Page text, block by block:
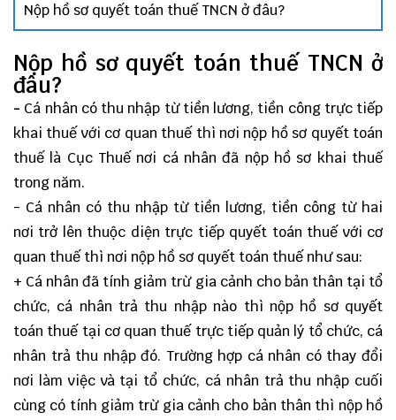
Nộp hồ sơ quyết toán thuế TNCN ở đâu?
Nộp hồ sơ quyết toán thuế TNCN ở
đâu?
- Cá nhân có thu nhập từ tiền lương, tiền công trực tiếp
khai thuế với cơ quan thuế thì nơi nộp hồ sơ quyết toán
thuế là Cục Thuế nơi cá nhân đã nộp hồ sơ khai thuế
trong năm.
- Cá nhân có thu nhập từ tiền lương, tiền công từ hai
nơi trở lên thuộc diện trực tiếp quyết toán thuế với cơ
quan thuế thì nơi nộp hồ sơ quyết toán thuế như sau:
+ Cá nhân đã tính giảm trừ gia cảnh cho bản thân tại tổ
chức, cá nhân trả thu nhập nào thì nộp hồ sơ quyết
toán thuế tại cơ quan thuế trực tiếp quản lý tổ chức, cá
nhân trả thu nhập đó. Trường hợp cá nhân có thay đổi
nơi làm việc và tại tổ chức, cá nhân trả thu nhập cuối
cùng có tính giảm trừ gia cảnh cho bản thân thì nộp hồ